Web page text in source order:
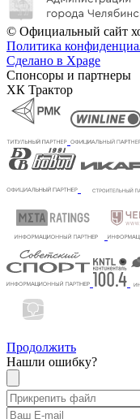
© Официальный сайт
Политика
Сделано в Xpage
Спонсоры и партнеры
ХК Трактор
Продолжить
Нашли ошибку?